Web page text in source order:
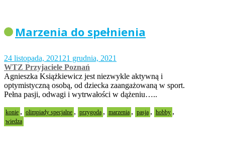
Marzenia do spełnienia
24 listopada, 2021 21 grudnia, 2021
WTZ Przyjaciele Poznań
Agnieszka Książkiewicz jest niezwykle aktywną i
optymistyczną osobą, od dziecka zaangażowaną w sport.
Pełna pasji, odwagi i wytrwałości w dążeniu…..
konie , olimpiady specjalne , przygoda , marzenia , pasja , hobby ,
wiedza